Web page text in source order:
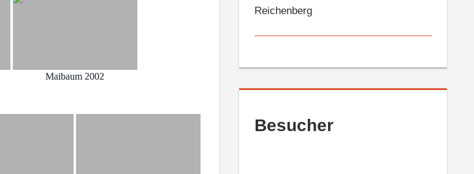
Maibaum 2002
Reichenberg
Besucher